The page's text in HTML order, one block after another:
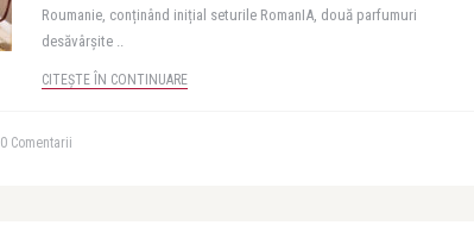
Roumanie, conținând inițial seturile RomanIA, două parfumuri
desăvârșite ..
CITEȘTE ÎN CONTINUARE
0 Comentarii